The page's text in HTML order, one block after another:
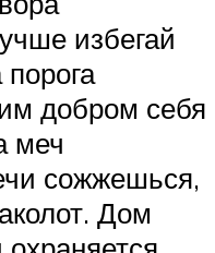
избегай
добром себя
меч
сожжешься,
Дом